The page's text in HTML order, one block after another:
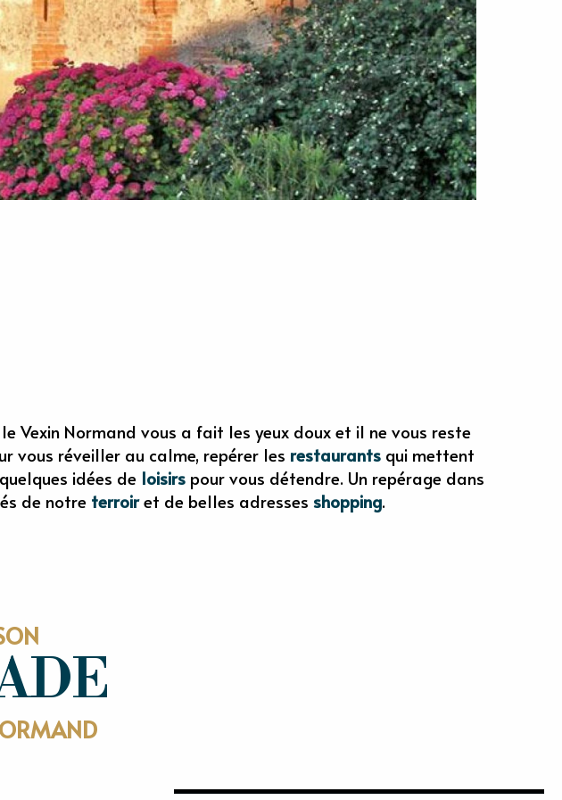
aux favoris
le Vexin Normand vous a fait les yeux doux et il ne vous reste
vous réveiller au calme, repérer les restaurants qui mettent
idées de loisirs pour vous détendre. Un repérage dans
de notre terroiret de belles adresses shopping.
À VOIR À FAIRE
RESTAURANTS
DU TERROIR